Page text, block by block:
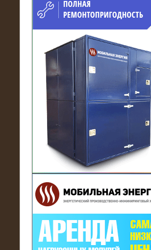
21.03.2017
Комплектная трансформаторная
подстанция 6 МВА (морское
исполнение, IP56)